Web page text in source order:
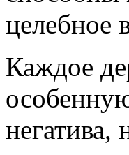
целебное
Каждое